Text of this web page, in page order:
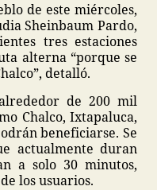
de este miércoles,
Sheinbaum Pardo,
tres estaciones
alterna “porque se
detalló.
de 200 mil
Chalco, Ixtapaluca,
beneficiarse. Se
actualmente duran
a solo 30 minutos,
los usuarios.